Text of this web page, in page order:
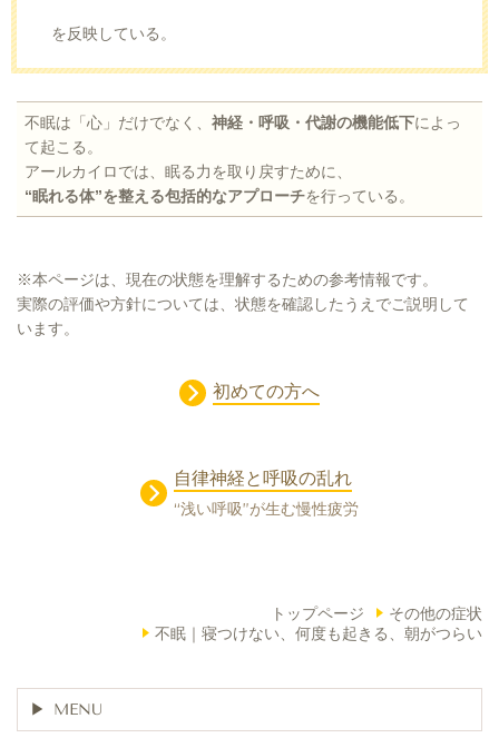
を反映している。
不眠は「心」だけでなく、 神経・呼吸・代謝の機能低下によっ
て起こる。
アールカイロでは、眠る力を取り戻すために、
“眠れる体”を整える包括的なアプローチを行っている。
※本ページは、現在の状態を理解するための参考情報です。
実際の評価や方針については、状態を確認したうえでご説明して
います。
初めての方へ
自律神経と呼吸の乱れ
“浅い呼吸”が生む慢性疲労
トップページ
その他の症状
不眠｜寝つけない、何度も起きる、朝がつらい
MENU